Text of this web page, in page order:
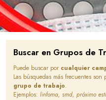
Buscar en Grupos de
Puede buscar por cualquier
Las búsquedas más frecuentes son
grupo de trabajo.
Ejemplos: linfoma, smd, próximo